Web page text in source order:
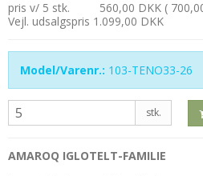
pris v/ 5 stk.
560,00 DKK (
Vejl. udsalgspris 1.099,00 DKK
Model/Varenr.: 103-TENO33-26
stk.
AMAROQ IGLOTELT-FAMILIE